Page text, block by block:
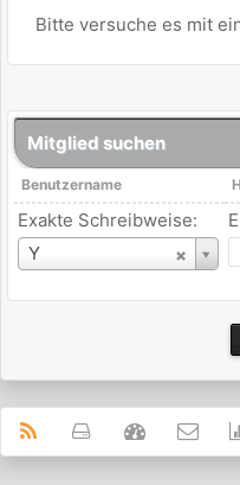
Bitte versuche es mit
Mitglied suchen
Benutzername
Exakte Schreibweise:
Y
Benutzername